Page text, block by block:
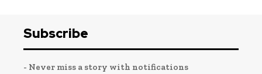
Subscribe
- Never miss a story with notifications